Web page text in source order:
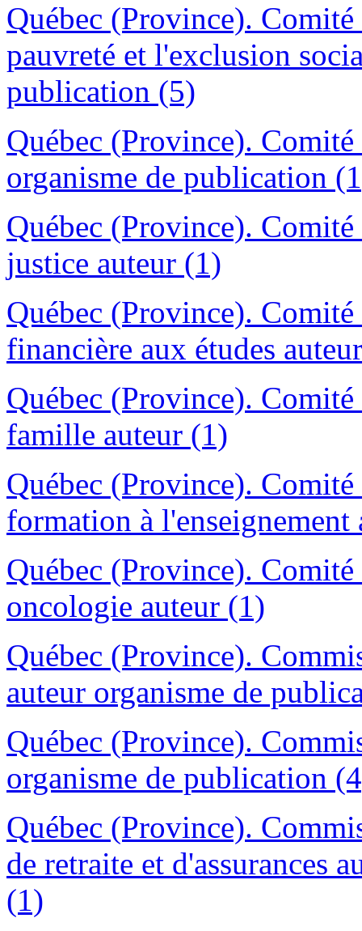
Québec (Province).
pauvreté et l'exclusion
publication (5)
Québec (Province).
organisme de publication
Québec (Province).
justice auteur (1)
Québec (Province).
financière aux études
Québec (Province).
famille auteur (1)
Québec (Province).
formation à l'enseignement
Québec (Province).
oncologie auteur (1)
Québec (Province).
auteur organisme de
Québec (Province).
organisme de publication
Québec (Province).
de retraite et d'assurances
(1)